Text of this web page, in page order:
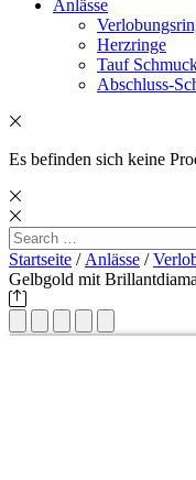
Anlässe
Herzringe
Tauf
Abschluss-
Es befinden sich keine
Search
for:
Startseite / Anlässe /
Gelbgold mit